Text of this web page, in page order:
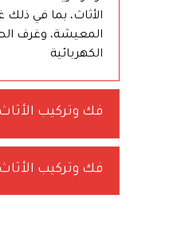
الأثاث، بما في
المعيشة، وغرف
الكهربائية
فك وتركيب
فك وتركيب